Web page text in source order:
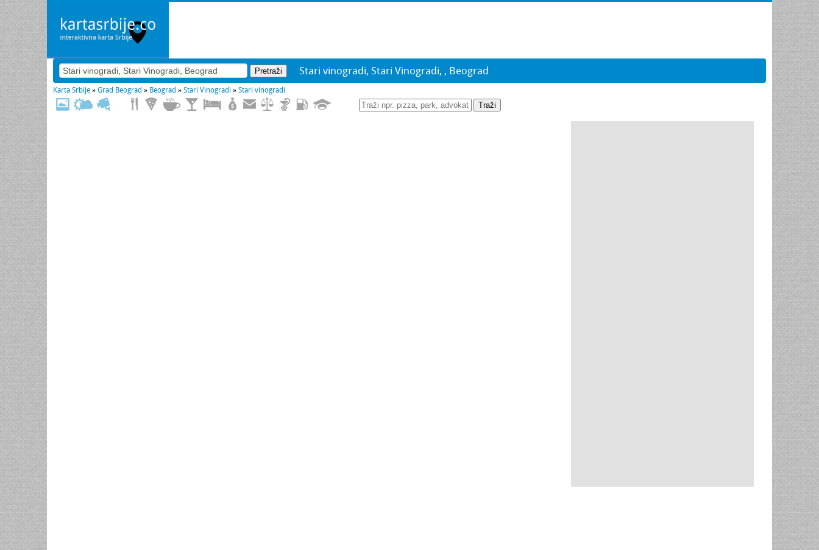
Stari vinogradi, Stari Vinogradi, , Beograd
Karta Srbije » Grad Beograd » Beograd » Stari Vinogradi » Stari vinogradi
Traži